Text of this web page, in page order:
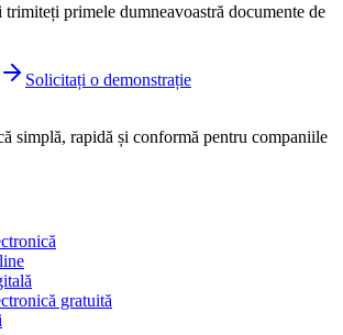
primele dumneavoastră documente de
Solicitați o demonstrație
simplă, rapidă și conformă pentru companiile
gratuită